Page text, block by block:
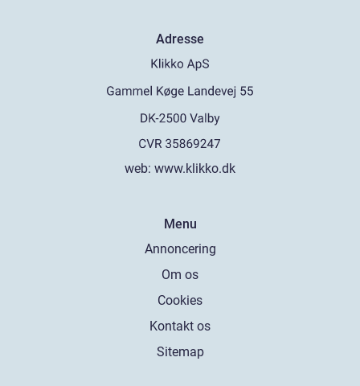
Adresse
web: www.klikko.dk
Menu
Annoncering
Om os
Cookies
Kontakt os
Sitemap